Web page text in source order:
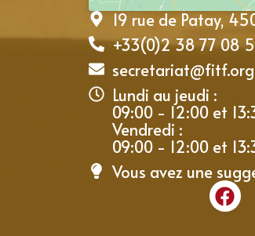
19 rue de Patay,
+33(0)2 38 77 08
secretariat@fitf.org
Lundi au jeudi :
09:00 - 12:00 et
Vendredi :
09:00 - 12:00 et
Vous avez une